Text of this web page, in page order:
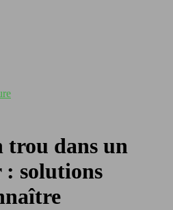
trou dans un
solutions